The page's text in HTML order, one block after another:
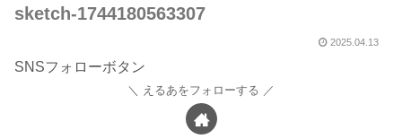
sketch-1744180563307
2025.04.13
SNSフォローボタン
えるあをフォローする